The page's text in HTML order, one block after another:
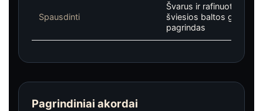
Spausdinti
Švarus ir rafinuotas
šviesios baltos gėlės ir
pagrindas
Pagrindiniai akordai